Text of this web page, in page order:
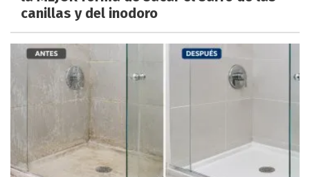
canillas y del inodoro